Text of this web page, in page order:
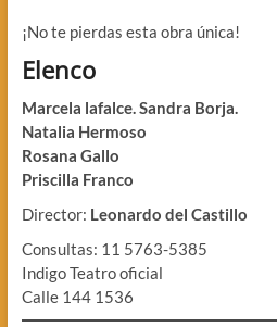
¡No te pierdas esta obra única!
Elenco
Marcela lafalce. Sandra Borja.
Natalia Hermoso
Rosana Gallo
Priscilla Franco
Director: Leonardo del Castillo
Consultas: 11 5763-5385
Indigo Teatro oficial
Calle 144 1536